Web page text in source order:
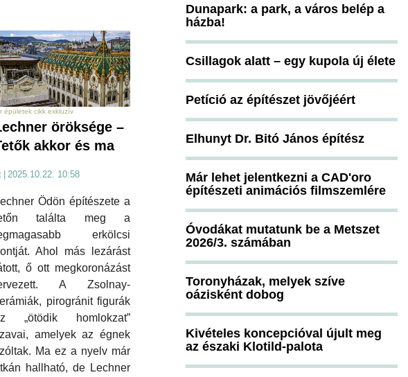
épületek cikk exkluzív
öröksége –
akkor és ma
2025.10.22. 10:58
Ödön építészete a
találta meg a
erkölcsi
Ahol más lezárást
ő ott megkoronázást
A Zsolnay-
pirogránit figurák
„ötödik homlokzat”
amelyek az égnek
Ma ez a nyelv már
hallható, de Lechner
Dunapark: a park, a város belép a
házba!
Csillagok alatt – egy kupola új élete
Petíció az építészet jövőjéért
Elhunyt Dr. Bitó János építész
Már lehet jelentkezni a CAD'oro
építészeti animációs filmszemlére
Óvodákat mutatunk be a Metszet
2026/3. számában
Toronyházak, melyek szíve
oázisként dobog
Kivételes koncepcióval újult meg
az északi Klotild-palota